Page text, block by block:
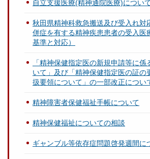
自立支援医療(精神通院医療)につい
秋田県精神科救急搬送及び受入れ
併症を有する精神疾患患者の受入医
基準と対応）
「精神保健指定医の新規申請等に
いて」及び「精神保健指定医の証の
扱要領について」の一部改正につい
精神障害者保健福祉手帳について
精神保健福祉についての相談
ギャンブル等依存症問題啓発週間に